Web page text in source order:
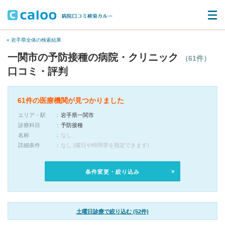
« 岩手県全体の検索結果
一関市の予防接種の病院・クリニック （61件）
口コミ・評判
61件の医療機関が見つかりました
エリア・駅
岩手県一関市
診療科目
予防接種
名称
なし
詳細条件
なし (曜日や時間帯を指定できます)
条件変更・絞り込み
土曜日診療で絞り込む (52件)